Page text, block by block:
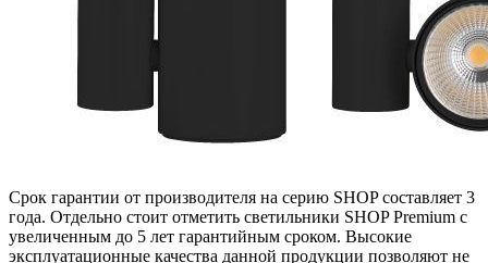
Срок гарантии от производителя на серию SHOP составляет 3
года. Отдельно стоит отметить светильники SHOP Premium с
увеличенным до 5 лет гарантийным сроком. Высокие
эксплуатационные качества данной продукции позволяют не